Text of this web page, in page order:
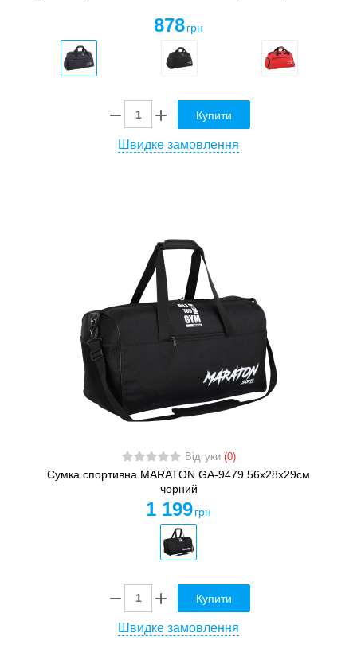
878 грн
Купити
Швидке замовлення
Відгуки (0)
Сумка спортивна MARATON GA-9479 56x28x29см
чорний
1 199 грн
Купити
Швидке замовлення